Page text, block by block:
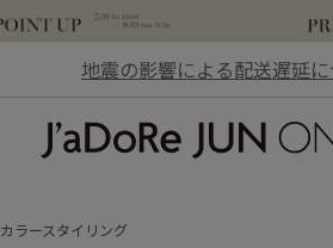
地震の影響による配送遅延
カラースタイリング